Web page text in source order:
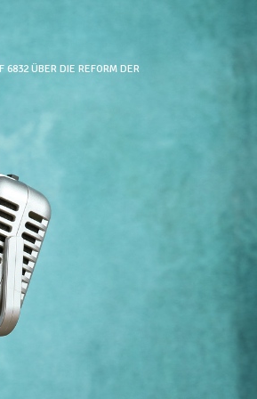
6832 ÜBER DIE REFORM DER